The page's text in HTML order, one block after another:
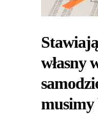
własny
musimy